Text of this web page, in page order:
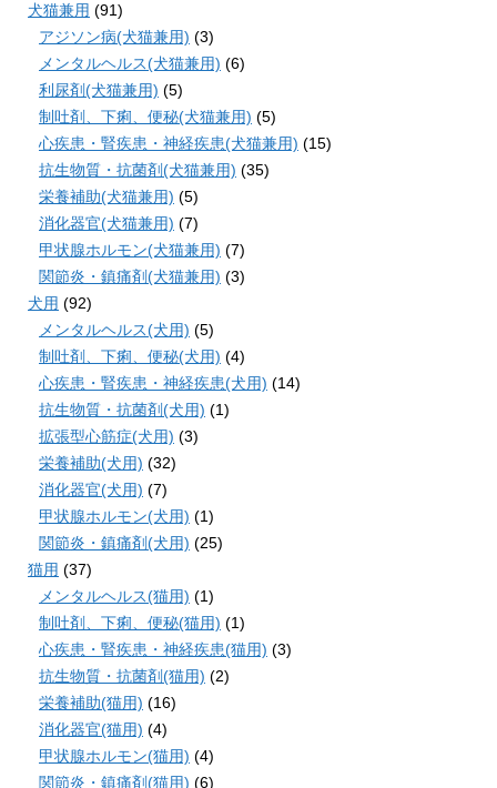
犬猫兼用 (91)
アジソン病(犬猫兼用) (3)
メンタルヘルス(犬猫兼用) (6)
利尿剤(犬猫兼用) (5)
制吐剤、下痢、便秘(犬猫兼用) (5)
心疾患・腎疾患・神経疾患(犬猫兼用) (15)
抗生物質・抗菌剤(犬猫兼用) (35)
栄養補助(犬猫兼用) (5)
消化器官(犬猫兼用) (7)
甲状腺ホルモン(犬猫兼用) (7)
関節炎・鎮痛剤(犬猫兼用) (3)
犬用 (92)
メンタルヘルス(犬用) (5)
制吐剤、下痢、便秘(犬用) (4)
心疾患・腎疾患・神経疾患(犬用) (14)
抗生物質・抗菌剤(犬用) (1)
拡張型心筋症(犬用) (3)
栄養補助(犬用) (32)
消化器官(犬用) (7)
甲状腺ホルモン(犬用) (1)
関節炎・鎮痛剤(犬用) (25)
猫用 (37)
メンタルヘルス(猫用) (1)
制吐剤、下痢、便秘(猫用) (1)
心疾患・腎疾患・神経疾患(猫用) (3)
抗生物質・抗菌剤(猫用) (2)
栄養補助(猫用) (16)
消化器官(猫用) (4)
甲状腺ホルモン(猫用) (4)
関節炎・鎮痛剤(猫用) (6)